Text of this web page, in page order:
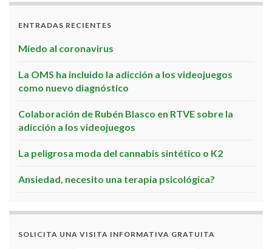
ENTRADAS RECIENTES
Miedo al coronavirus
La OMS ha incluido la adicción a los videojuegos
como nuevo diagnóstico
Colaboración de Rubén Blasco en RTVE sobre la
adicción a los videojuegos
La peligrosa moda del cannabis sintético o K2
Ansiedad, necesito una terapia psicológica?
SOLICITA UNA VISITA INFORMATIVA GRATUITA